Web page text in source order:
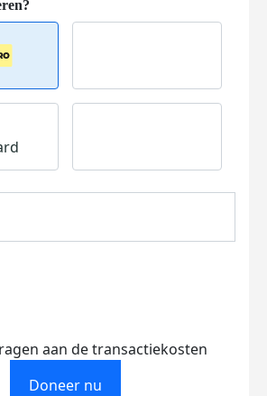
aan de transactiekosten
Doneer nu